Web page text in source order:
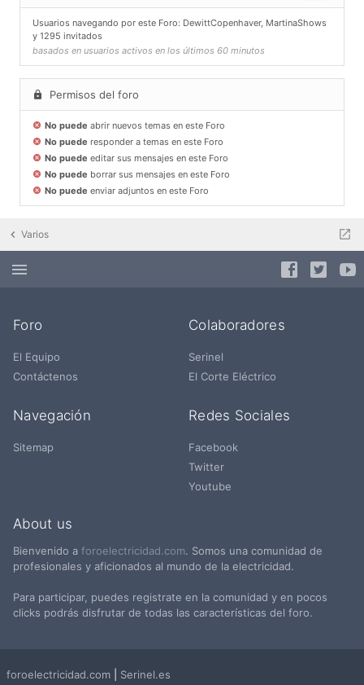
Usuarios navegando por este Foro: DewittCopenhaver, MartinaShows
y 1295 invitados
basados en usuarios activos en los últimos 60 minutos
Permisos del foro
No puede abrir nuevos temas en este Foro
No puede responder a temas en este Foro
No puede editar sus mensajes en este Foro
No puede borrar sus mensajes en este Foro
No puede enviar adjuntos en este Foro
Varios
Foro
El Equipo
Contáctenos
Colaboradores
Serinel
El Corte Eléctrico
Navegación
Sitemap
Redes Sociales
Facebook
Twitter
Youtube
About us
Bienvenido a foroelectricidad.com. Somos una comunidad de
profesionales y aficionados al mundo de la electricidad.
Para participar, puedes registrate en la comunidad y en pocos
clicks podrás disfrutar de todas las características del foro.
foroelectricidad.com Serinel.es